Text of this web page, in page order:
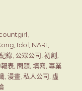
Idol NAR1
錄 公眾公司 ,初創
表 問題 ,填寫 ,專業
,漫畫 ,私人公司 虛